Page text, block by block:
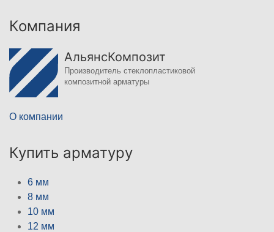
Компания
АльянсКомпозит
Производитель стеклопластиковой
композитной арматуры
О компании
Купить арматуру
6 мм
8 мм
10 мм
12 мм